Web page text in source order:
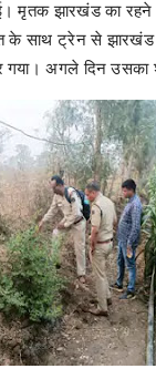
मृतक झारखंड का रहने
के साथ ट्रेन से झारखंड
अगले दिन उसका